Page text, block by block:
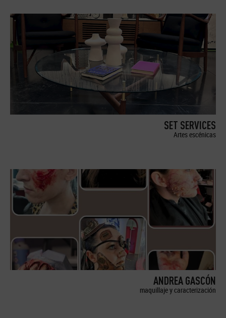
SET SERVICES
Artes escénicas
ANDREA GASCÓN
maquillaje y caracterización